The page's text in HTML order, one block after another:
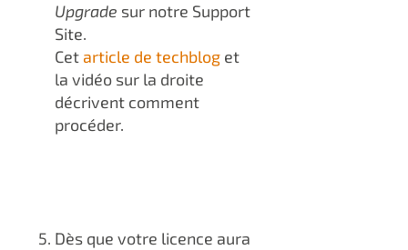
Upgrade sur notre Support
Site.
Cet article de techblog et
la vidéo sur la droite
décrivent comment
procéder.
Dès que votre licence aura